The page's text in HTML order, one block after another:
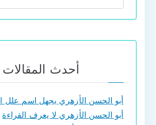
أحدث المقالات
أبو الحسن الأزهري يجهل اسم علل
أبو الحسن الأزهري لا يعرف القراءة